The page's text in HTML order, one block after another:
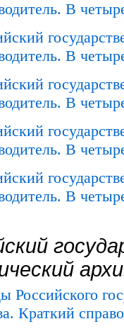
В
В
В
В
В
Российского
Краткий